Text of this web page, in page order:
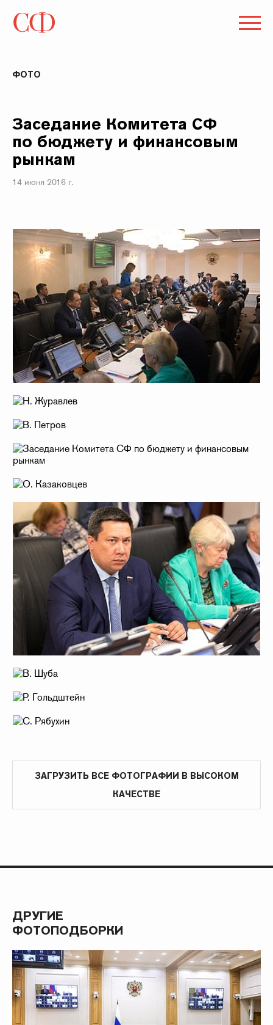
ФОТО
Заседание Комитета СФ
по бюджету и финансовым
рынкам
14 июня 2016 г.
ЗАГРУЗИТЬ ВСЕ ФОТОГРАФИИ В ВЫСОКОМ
КАЧЕСТВЕ
ДРУГИЕ
ФОТОПОДБОРКИ